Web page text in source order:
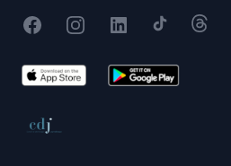
FacebookInstagram
X TikTok
App Store Google Play
Conseil de déontologie